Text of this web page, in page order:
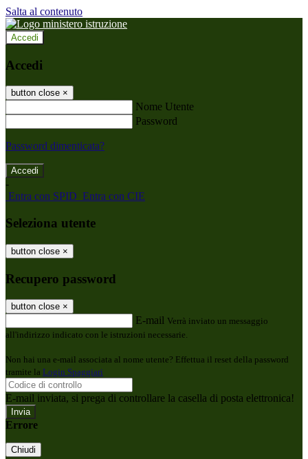
Salta al contenuto
Accedi
Accedi
button close ×
Nome Utente
Password
Password dimenticata?
-
Entra con SPID Entra con CIE
Seleziona utente
button close ×
Recupero password
button close ×
E-mail Verrà inviato un messaggio
all'indirizzo indicato con le istruzioni necessarie.
Non hai una e-mail associata al nome utente? Effettua il reset della password
tramite la Login Spaggiari
E-mail inviata, si prega di controllare la casella di posta elettronica!
Errore
Chiudi